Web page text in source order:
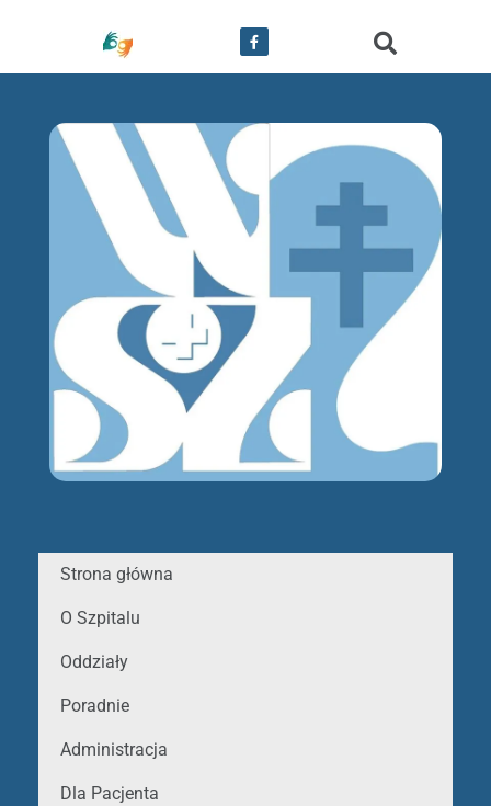
Strona główna
O Szpitalu
Oddziały
Poradnie
Administracja
Dla Pacjenta